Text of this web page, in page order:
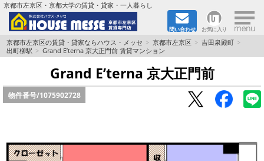
京都市左京区・京都大学の賃貸・貸家・一人暮らし
問い合わせ お気に入り ×
TOPページ
地図から検索
地域から検索
書類DL & 入居者さまへ
京都市左京区の賃貸・貸家ならハウス・メッセ 京都市左京区
吉田泉殿町
出町柳駅
Grand E’terna 京大正門前 賃貸マンション
Grand E’terna 京大正門前
物件番号/1075902728